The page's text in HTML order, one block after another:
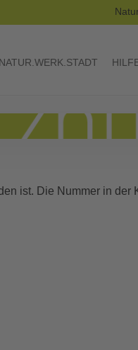
NATUR.WERK.STADT
ist. Die Nummer in der